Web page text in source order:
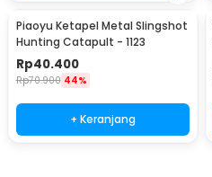
Piaoyu Ketapel Metal Slingshot
Hunting Catapult - 1123
Rp40.400
Rp70.900 44%
+ Keranjang